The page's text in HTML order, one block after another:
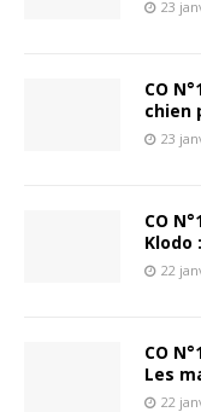
23
CO
chien
23
CO
Klodo
22
CO
Les
22